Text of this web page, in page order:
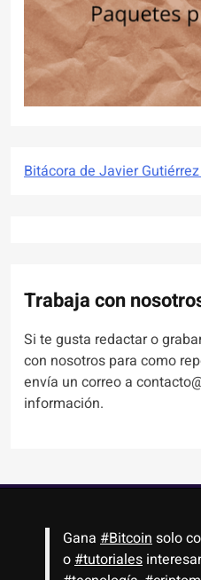
Bitácora de Javier
Trabaja con
Si te gusta redactar o
con nosotros para como
envía un correo a
información.
Gana #Bitcoinsolo
o#tutoriales